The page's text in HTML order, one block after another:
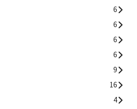
6
6
6
6
9
16
4